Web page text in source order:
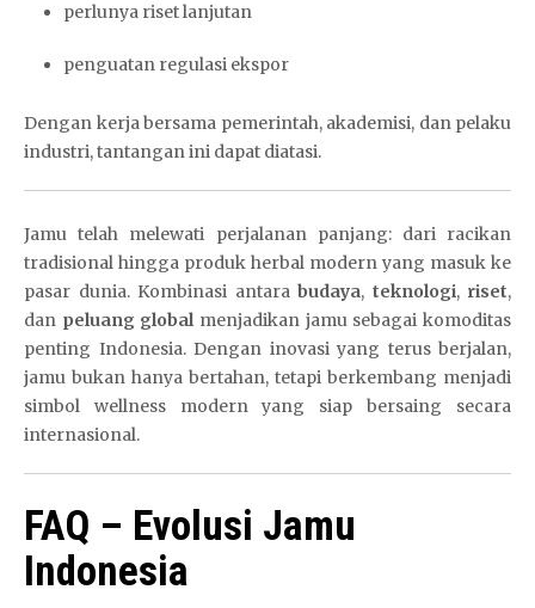
perlunya riset lanjutan
penguatan regulasi ekspor
Dengan kerja bersama pemerintah, akademisi, dan pelaku
industri, tantangan ini dapat diatasi.
Jamu telah melewati perjalanan panjang: dari racikan
tradisional hingga produk herbal modern yang masuk ke
pasar dunia. Kombinasi antara budaya, teknologi, riset,
dan peluang globalmenjadikan jamu sebagai komoditas
penting Indonesia. Dengan inovasi yang terus berjalan,
jamu bukan hanya bertahan, tetapi berkembang menjadi
simbol wellness modern yang siap bersaing secara
internasional.
FAQ – Evolusi Jamu
Indonesia